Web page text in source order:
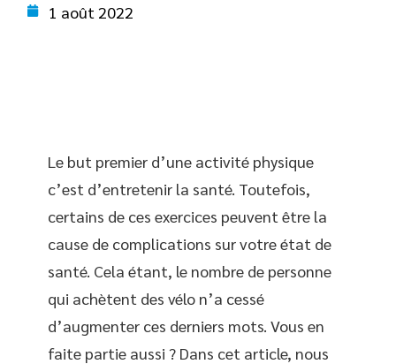
1 août 2022
Le but premier d’une activité physique
c’est d’entretenir la santé. Toutefois,
certains de ces exercices peuvent être la
cause de complications sur votre état de
santé. Cela étant, le nombre de personne
qui achètent des vélo n’a cessé
d’augmenter ces derniers mots. Vous en
faite partie aussi ? Dans cet article, nous